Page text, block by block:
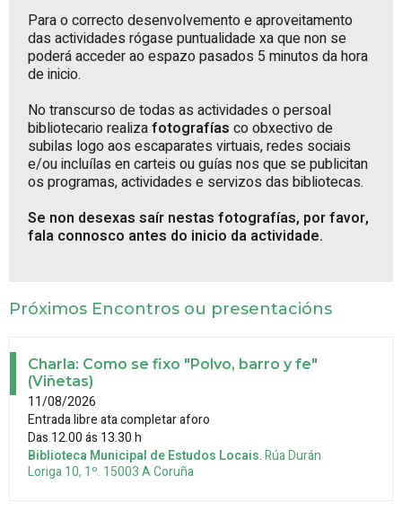
Para o correcto desenvolvemento e aproveitamento
das actividades rógase puntualidade xa que non se
poderá acceder ao espazo pasados 5 minutos da hora
de inicio.
No transcurso de todas as actividades o persoal
bibliotecario realizafotografías co obxectivo de
subilas logo aos escaparates virtuais, redes sociais
e/ou incluílas en carteis ou guías nos que se publicitan
os programas, actividades e servizos das bibliotecas.
Se non desexas saír nestas fotografías, por favor,
fala connosco antes do inicio da actividade.
Próximos Encontros ou presentacións
Charla: Como se fixo "Polvo, barro y fe"
(Viñetas)
11/08/2026
Entrada libre ata completar aforo
Das 12.00 ás 13.30 h
Biblioteca Municipal de Estudos Locais.Rúa Durán
Loriga 10, 1º. 15003A Coruña